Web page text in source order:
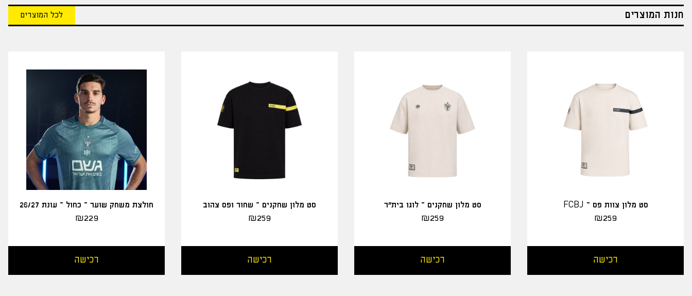
חנות המוצרים לכל המוצרים
סט מלון צוות פס – FCBJ
₪259
רכישה
סט מלון שחקנים – לוגו בית"ר
₪259
רכישה
סט מלון שחקנים – שחור ופס צהוב
₪259
רכישה
חולצת משחק שוער – כחול – עונת 26/27
₪229
רכישה